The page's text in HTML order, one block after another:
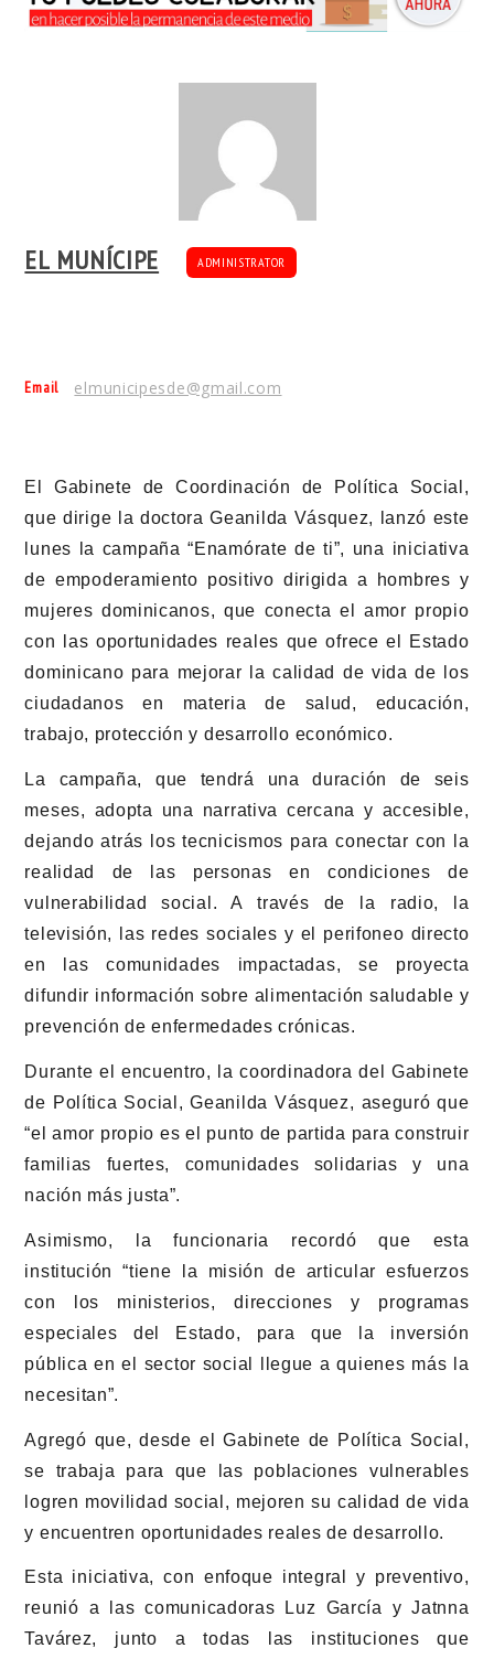
EL MUNÍCIPE ADMINISTRATOR
Email elmunicipesde@gmail.com
El Gabinete de Coordinación de Política Social,
que dirige la doctora Geanilda Vásquez, lanzó este
lunes la campaña “Enamórate de ti”, una iniciativa
de empoderamiento positivo dirigida a hombres y
mujeres dominicanos, que conecta el amor propio
con las oportunidades reales que ofrece el Estado
dominicano para mejorar la calidad de vida de los
ciudadanos en materia de salud, educación,
trabajo, protección y desarrollo económico.
La campaña, que tendrá una duración de seis
meses, adopta una narrativa cercana y accesible,
dejando atrás los tecnicismos para conectar con la
realidad de las personas en condiciones de
vulnerabilidad social. A través de la radio, la
televisión, las redes sociales y el perifoneo directo
en las comunidades impactadas, se proyecta
difundir información sobre alimentación saludable y
prevención de enfermedades crónicas.
Durante el encuentro, la coordinadora del Gabinete
de Política Social, Geanilda Vásquez, aseguró que
“el amor propio es el punto de partida para construir
familias fuertes, comunidades solidarias y una
nación más justa”.
Asimismo, la funcionaria recordó que esta
institución “tiene la misión de articular esfuerzos
con los ministerios, direcciones y programas
especiales del Estado, para que la inversión
pública en el sector social llegue a quienes más la
necesitan”.
Agregó que, desde el Gabinete de Política Social,
se trabaja para que las poblaciones vulnerables
logren movilidad social, mejoren su calidad de vida
y encuentren oportunidades reales de desarrollo.
Esta iniciativa, con enfoque integral y preventivo,
reunió a las comunicadoras Luz García y Jatnna
Tavárez, junto a todas las instituciones que